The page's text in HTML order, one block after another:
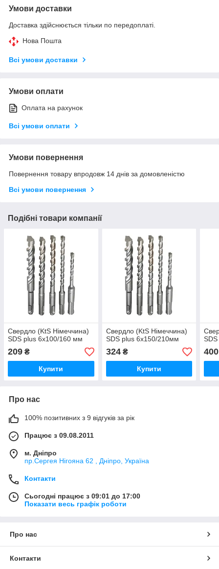
Умови доставки
Доставка здійснюється тільки по передоплаті.
Нова Пошта
Всі умови доставки
Умови оплати
Оплата на рахунок
Всі умови оплати
Умови повернення
Повернення товару впродовж 14 днів за домовленістю
Всі умови повернення
Подібні товари компанії
Свердло (KtS Німеччина)
SDS plus 6х100/160 мм
209 ₴
Купити
Свердло (KtS Німеччина)
SDS plus 6х150/210мм
324₴
Купити
400
Про нас
100% позитивних з 9 відгуків за рік
Працює з 09.08.2011
м. Дніпро
пр.Сергея Нігояна 62 , Дніпро, Україна
Контакти
Сьогодні працює з 09:01 до 17:00
Показати весь графік роботи
Про нас
Контакти